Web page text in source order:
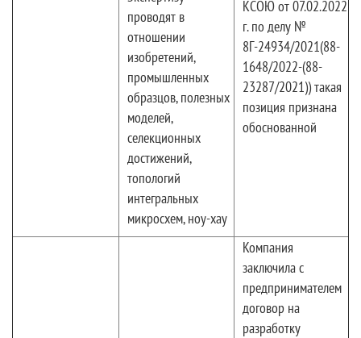
проводят в
отношении
изобретений,
промышленных
образцов, полезных
моделей,
селекционных
достижений,
топологий
интегральных
микросхем, ноу-хау
КСОЮ от 07.02.2022
г. по делу №
8Г-24934/2021(88-
1648/2022-(88-
23287/2021)) такая
позиция признана
обоснованной
Компания
заключила с
предпринимателем
договор на
разработку